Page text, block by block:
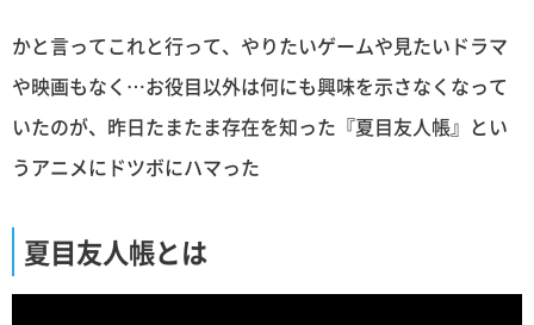
かと言ってこれと行って、やりたいゲームや見たいドラマ
や映画もなく…お役目以外は何にも興味を示さなくなって
いたのが、昨日たまたま存在を知った『夏目友人帳』とい
うアニメにドツボにハマった
夏目友人帳とは